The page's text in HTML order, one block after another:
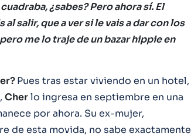
¿sabes? Pero ahora sí. El
salir, que a ver si le vais a dar con los
me lo traje de un bazar hippie en
Pues tras estar viviendo en un hotel,
Cherlo ingresa en septiembre en una
por ahora. Su ex-mujer,
de esta movida, no sabe exactamente